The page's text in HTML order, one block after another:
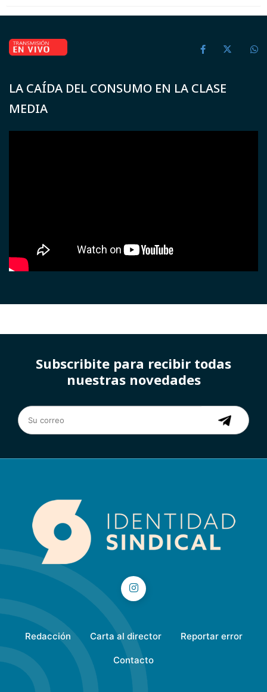
LA CAÍDA DEL CONSUMO EN LA CLASE
MEDIA
Subscribite para recibir todas
nuestras novedades
Redacción Carta al director Reportar error
Contacto